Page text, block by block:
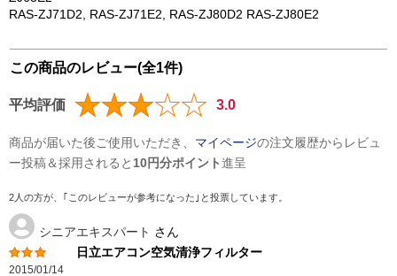
RAS-ZJ71D2, RAS-ZJ71E2, RAS-ZJ80D2 RAS-ZJ80E2
この商品のレビュー(全1件)
平均評価 3.0
商品が届いた後ご使用いただき、 マイページの注文履歴からレビュ
ー投稿＆採用されると 10円分ポイント進呈
2人の方が、｢このレビューが参考になった｣と投票しています。
シニアエキスパート さん
日立エアコン空気清浄フィルター
2015/01/14